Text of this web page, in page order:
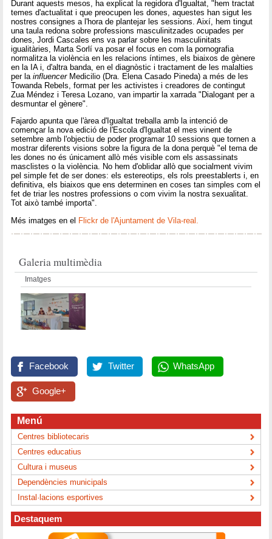
Durant aquests mesos, ha explicat la regidora d'Igualtat, "hem tractat
temes d'actualitat i que preocupen les dones, aquestes han sigut les
nostres consignes a l'hora de plantejar les sessions. Així, hem tingut
una taula redona sobre professions masculinitzades ocupades per
dones, Jordi Cascales ens va parlar sobre les masculinitats
igualitàries, Marta Sorlí va posar el focus en com la pornografia
normalitza la violència en les relacions íntimes, els biaixos de gènere
en la IA i, d'altra banda, en el diagnòstic i tractament de les malalties
per lainfluencerMedicilio (Dra. Elena Casado Pineda) a més de les
Towanda Rebels, format per les activistes i creadores de contingut
Zua Méndez i Teresa Lozano, van impartir la xarrada "Dialogant per a
desmuntar el gènere".
Fajardo apunta que l'àrea d'Igualtat treballa amb la intenció de
començar la nova edició de l'Escola d'Igualtat el mes vinent de
setembre amb l'objectiu de poder programar 10 sessions que tornen a
mostrar diferents visions sobre la figura de la dona perquè "el tema de
les dones no és únicament allò més visible com els assassinats
masclistes o la violència. No hem d'oblidar allò que socialment vivim
pel simple fet de ser dones: els estereotips, els rols preestablerts i, en
definitiva, els biaixos que ens determinen en coses tan simples com el
fet de triar les nostres professions o com vivim la nostra sexualitat.
Tot això també importa".
Més imatges en el Flickr de l'Ajuntament de Vila-real.
Galeria multimèdia
Imatges
Facebook Twitter WhatsApp
Google+
Menú
Centres bibliotecaris
Centres educatius
Cultura i museus
Dependències municipals
Instal·lacions esportives
Destaquem